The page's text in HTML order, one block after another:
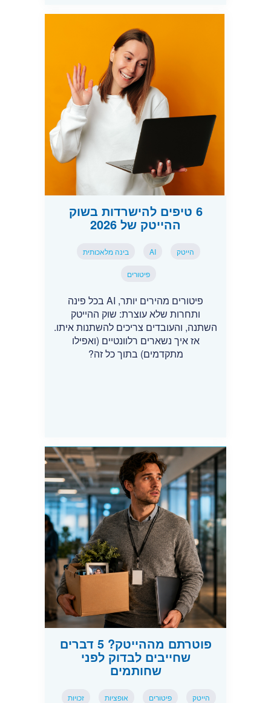
6 טיפים להישרדות בשוק
ההייטק של 2026
הייטק AI בינה מלאכותית
פיטורים
פיטורים מהירים יותר, AI בכל פינה
ותחרות שלא עוצרת: שוק ההייטק
השתנה, והעובדים צריכים להשתנות איתו.
אז איך נשארים רלוונטיים (ואפילו
מתקדמים) בתוך כל זה?
פוטרתם מההייטק? 5 דברים
שחייבים לבדוק לפני
שחותמים
הייטק פיטורים אופציות זכויות